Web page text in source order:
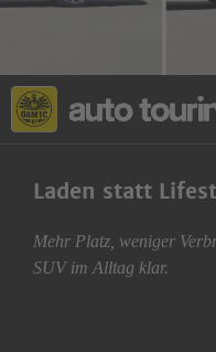
Laden statt
Mehr Platz, weniger
SUV im Alltag klar.